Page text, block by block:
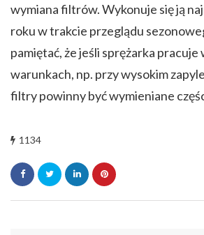
wymiana filtrów. Wykonuje się ją
roku w trakcie przeglądu
pamiętać, że jeśli sprężarka
warunkach, np. przy wysokim
filtry powinny być wymieniane
1134